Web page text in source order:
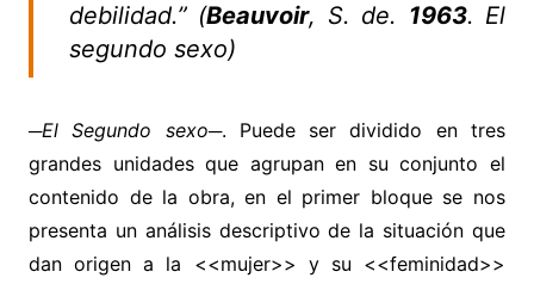
debilidad.” (Beauvoir, S. de. 1963. El
segundo sexo)
─El Segundo sexo─. Puede ser dividido en tres
grandes unidades que agrupan en su conjunto el
contenido de la obra, en el primer bloque se nos
presenta un análisis descriptivo de la situación que
dan origen a la <<mujer>> y su <<feminidad>>